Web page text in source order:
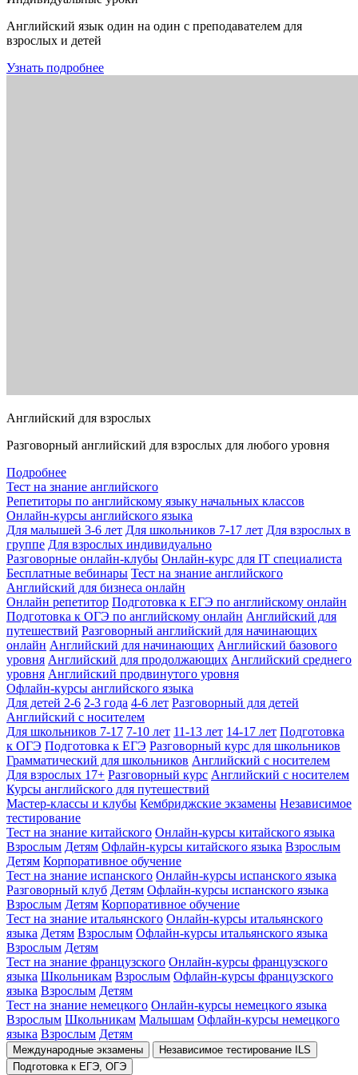
Английский язык один на один с преподавателем для
взрослых и детей
Узнать подробнее
Английский для взрослых
Разговорный английский для взрослых для любого уровня
Подробнее
Тест на знание английского
Репетиторы по английскому языку начальных классов
Онлайн-курсы английского языка
Для малышей 3-6 лет Для школьников 7-17 лет Для взрослых в
группе Для взрослых индивидуально
Разговорные онлайн-клубы Онлайн-курс для IT специалиста
Бесплатные вебинары Тест на знание английского
Английский для бизнеса онлайн
Онлайн репетитор Подготовка к ЕГЭ по английскому онлайн
Подготовка к ОГЭ по английскому онлайн Английский для
путешествий Разговорный английский для начинающих
онлайн Английский для начинающих Английский базового
уровня Английский для продолжающих Английский среднего
уровня Английский продвинутого уровня
Офлайн-курсы английского языка
Для детей 2-6 2-3 года 4-6 лет Разговорный для детей
Английский с носителем
Для школьников 7-17 7-10 лет 11-13 лет 14-17 лет Подготовка
к ОГЭ Подготовка к ЕГЭ Разговорный курс для школьников
Грамматический для школьников Английский с носителем
Для взрослых 17+ Разговорный курс Английский с носителем
Курсы английского для путешествий
Мастер-классы и клубы Кембриджские экзамены Независимое
тестирование
Тест на знание китайского Онлайн-курсы китайского языка
Взрослым Детям Офлайн-курсы китайского языка Взрослым
Детям Корпоративное обучение
Тест на знание испанского Онлайн-курсы испанского языка
Разговорный клуб Детям Офлайн-курсы испанского языка
Взрослым Детям Корпоративное обучение
Тест на знание итальянского Онлайн-курсы итальянского
языка Детям Взрослым Офлайн-курсы итальянского языка
Взрослым Детям
Тест на знание французского Онлайн-курсы французского
языка Школьникам Взрослым Офлайн-курсы французского
языка Взрослым Детям
Тест на знание немецкого Онлайн-курсы немецкого языка
Взрослым Школьникам Малышам Офлайн-курсы немецкого
языка Взрослым Детям
Международные экзамены
Независимое тестирование ILS
Подготовка к ЕГЭ, ОГЭ